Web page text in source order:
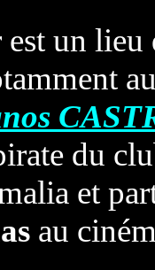
un lieu
du
et
au